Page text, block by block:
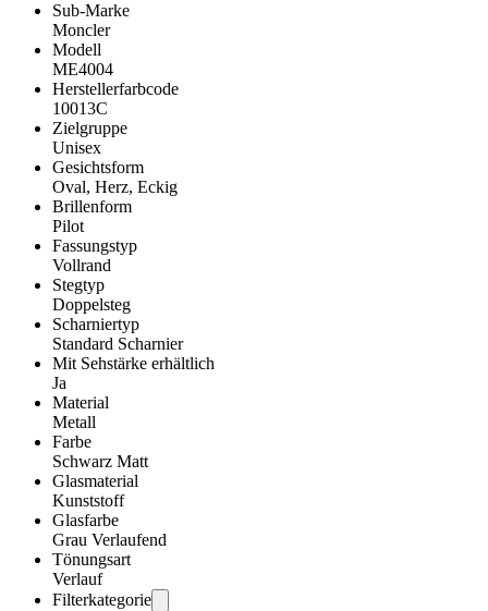
Sub-Marke
Moncler
Modell
ME4004
Herstellerfarbcode
10013C
Zielgruppe
Unisex
Gesichtsform
Oval, Herz, Eckig
Brillenform
Pilot
Fassungstyp
Vollrand
Stegtyp
Doppelsteg
Scharniertyp
Standard Scharnier
Mit Sehstärke erhältlich
Ja
Material
Metall
Farbe
Schwarz Matt
Glasmaterial
Kunststoff
Glasfarbe
Grau Verlaufend
Tönungsart
Verlauf
Filterkategorie